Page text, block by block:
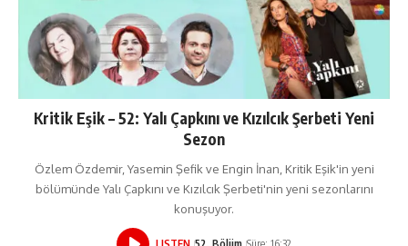
Kritik Eşik – 52: Yalı Çapkını ve Kızılcık Şerbeti Yeni
Sezon
Özlem Özdemir, Yasemin Şefik ve Engin İnan, Kritik Eşik'in yeni
bölümünde Yalı Çapkını ve Kızılcık Şerbeti'nin yeni sezonlarını
konuşuyor.